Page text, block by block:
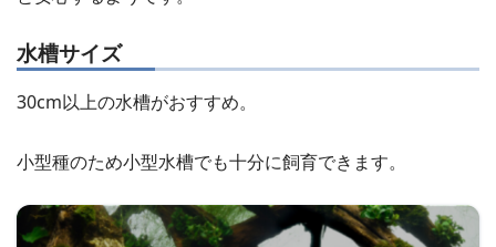
水槽サイズ
30cm以上の水槽がおすすめ。
小型種のため小型水槽でも十分に飼育できます。